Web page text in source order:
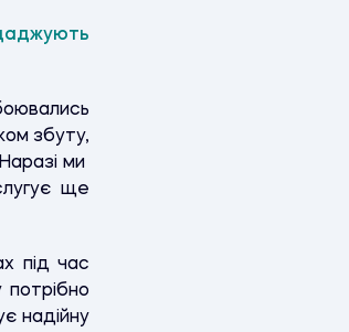
збуту,
ми
ще
під час
надійну